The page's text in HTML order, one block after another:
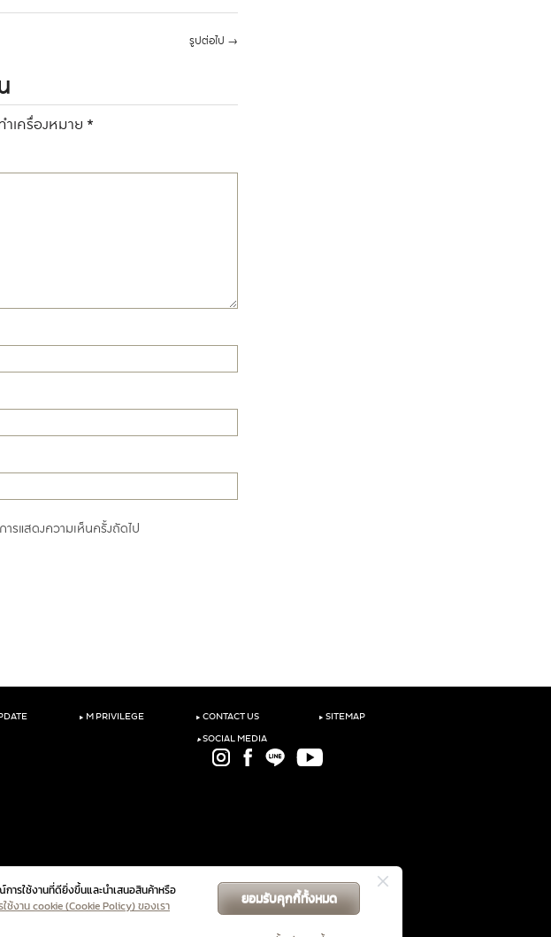
ารใช้งานที่ดียิ่งขึ้นและนำเสนอสินค้าหรือ
ใช้งาน cookie (Cookie Policy) ของเรา ยอมรับคุกกี้ทั้งหมด
รูปต่อไป →
เครื่องหมาย *
รแสดงความเห็นครั้งถัดไป
‣ M PRIVILEGE ‣ CONTACT US
‣SOCIAL MEDIA
‣ SITEMAP
GET DIRECTIONS